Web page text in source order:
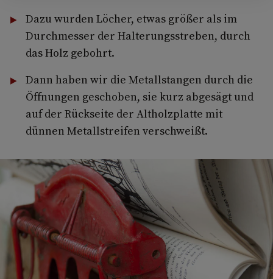
Dazu wurden Löcher, etwas größer als im
Durchmesser der Halterungsstreben, durch
das Holz gebohrt.
Dann haben wir die Metallstangen durch die
Öffnungen geschoben, sie kurz abgesägt und
auf der Rückseite der Altholzplatte mit
dünnen Metallstreifen verschweißt.